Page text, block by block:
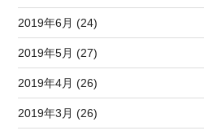
2019年6月 (24)
2019年5月 (27)
2019年4月 (26)
2019年3月 (26)